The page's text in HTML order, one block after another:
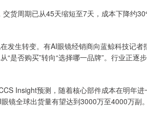
货周期已从45天缩短至7天，成本下降约
生转变。有AI眼镜经销商向蓝鲸科技记者
“是否购买”转向“选择哪一品牌”。行业正逐
Insight预测，随着核心部件成本在明年进
镜全球出货量有望达到3000万至4000万副。